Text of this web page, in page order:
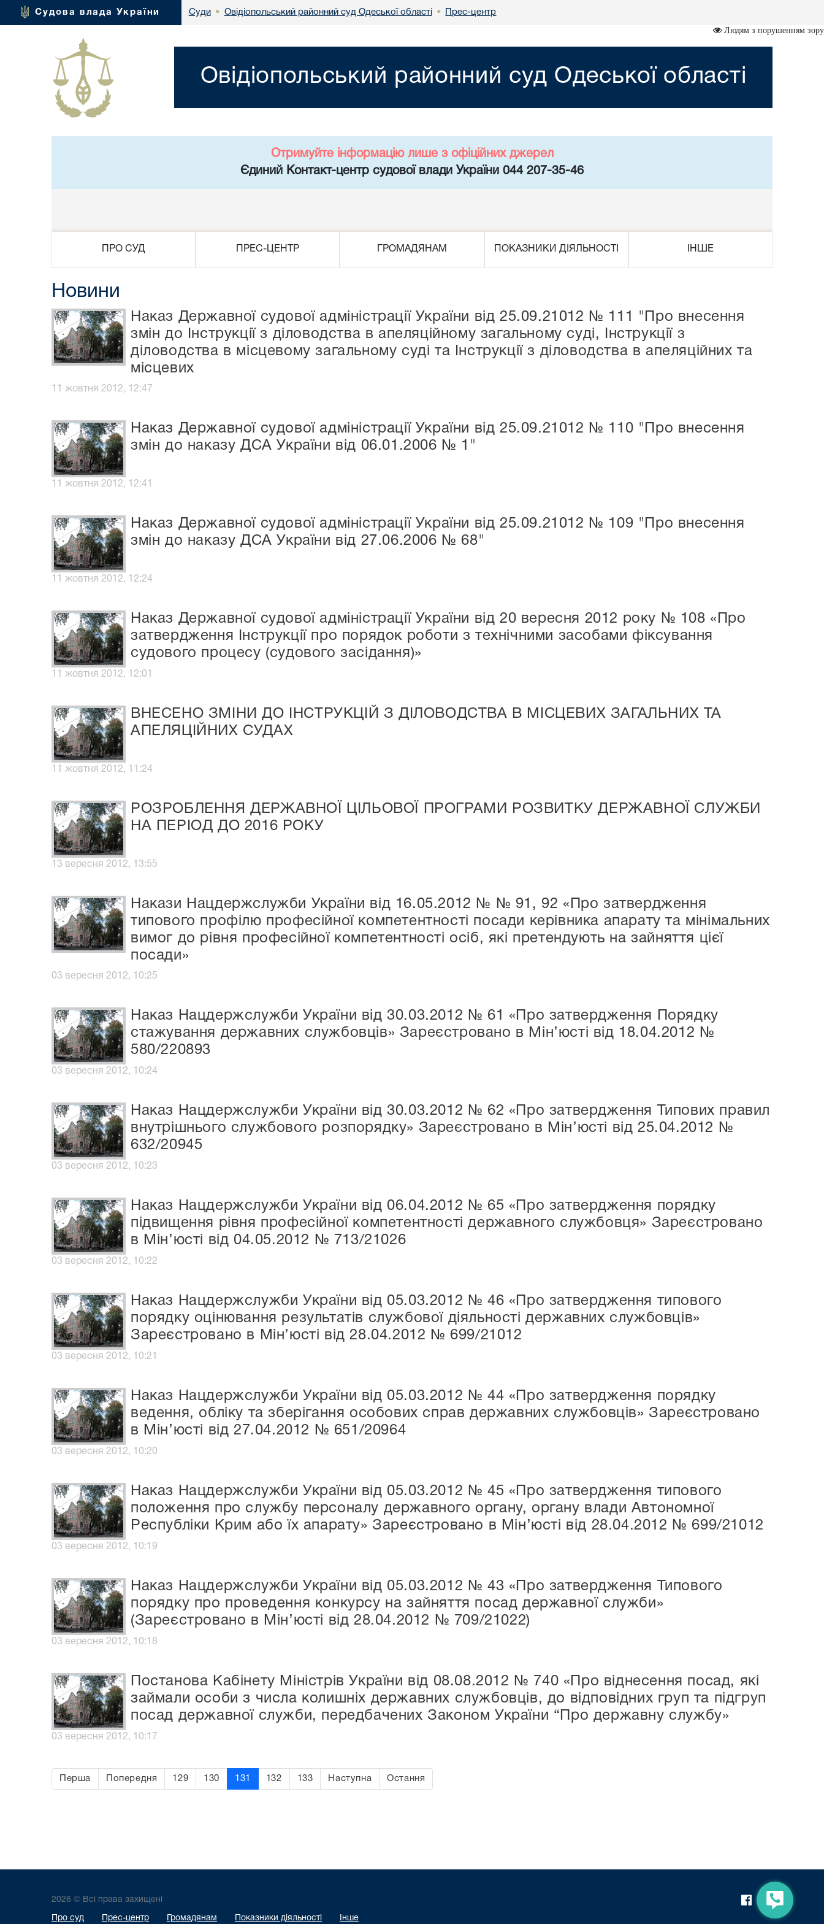
Судова влада України Суди • Овідіопольський районний суд Одеської області • Прес-центр
Людям з порушенням зору
Овідіопольський районний суд Одеської області
Отримуйте інформацію лише з офіційних джерел
Єдиний Контакт-центр судової влади України 044 207-35-46
ПРО СУД ПРЕС-ЦЕНТР ГРОМАДЯНАМ ПОКАЗНИКИ ДІЯЛЬНОСТІ ІНШЕ
Новини
Наказ Державної судової адміністрації України від 25.09.21012 № 111 "Про внесення
змін до Інструкції з діловодства в апеляційному загальному суді, Інструкції з
діловодства в місцевому загальному суді та Інструкції з діловодства в апеляційних та
місцевих
11 жовтня 2012, 12:47
Наказ Державної судової адміністрації України від 25.09.21012 № 110 "Про внесення
змін до наказу ДСА України від 06.01.2006 № 1"
11 жовтня 2012, 12:41
Наказ Державної судової адміністрації України від 25.09.21012 № 109 "Про внесення
змін до наказу ДСА України від 27.06.2006 № 68"
11 жовтня 2012, 12:24
Наказ Державної судової адміністрації України від 20 вересня 2012 року № 108 «Про
затвердження Інструкції про порядок роботи з технічними засобами фіксування
судового процесу (судового засідання)»
11 жовтня 2012, 12:01
ВНЕСЕНО ЗМІНИ ДО ІНСТРУКЦІЙ З ДІЛОВОДСТВА В МІСЦЕВИХ ЗАГАЛЬНИХ ТА
АПЕЛЯЦІЙНИХ СУДАХ
11 жовтня 2012, 11:24
РОЗРОБЛЕННЯ ДЕРЖАВНОЇ ЦІЛЬОВОЇ ПРОГРАМИ РОЗВИТКУ ДЕРЖАВНОЇ СЛУЖБИ
НА ПЕРІОД ДО 2016 РОКУ
13 вересня 2012, 13:55
Накази Нацдержслужби України від 16.05.2012 № № 91, 92 «Про затвердження
типового профілю професійної компетентності посади керівника апарату та мінімальних
вимог до рівня професійної компетентності осіб, які претендують на зайняття цієї
посади»
03 вересня 2012, 10:25
Наказ Нацдержслужби України від 30.03.2012 № 61 «Про затвердження Порядку
стажування державних службовців» Зареєстровано в Мін’юсті від 18.04.2012 №
580/220893
03 вересня 2012, 10:24
Наказ Нацдержслужби України від 30.03.2012 № 62 «Про затвердження Типових правил
внутрішнього службового розпорядку» Зареєстровано в Мін’юсті від 25.04.2012 №
632/20945
03 вересня 2012, 10:23
Наказ Нацдержслужби України від 06.04.2012 № 65 «Про затвердження порядку
підвищення рівня професійної компетентності державного службовця» Зареєстровано
в Мін’юсті від 04.05.2012 № 713/21026
03 вересня 2012, 10:22
Наказ Нацдержслужби України від 05.03.2012 № 46 «Про затвердження типового
порядку оцінювання результатів службової діяльності державних службовців»
Зареєстровано в Мін’юсті від 28.04.2012 № 699/21012
03 вересня 2012, 10:21
Наказ Нацдержслужби України від 05.03.2012 № 44 «Про затвердження порядку
ведення, обліку та зберігання особових справ державних службовців» Зареєстровано
в Мін’юсті від 27.04.2012 № 651/20964
03 вересня 2012, 10:20
Наказ Нацдержслужби України від 05.03.2012 № 45 «Про затвердження типового
положення про службу персоналу державного органу, органу влади Автономної
Республіки Крим або їх апарату» Зареєстровано в Мін’юсті від 28.04.2012 № 699/21012
03 вересня 2012, 10:19
Наказ Нацдержслужби України від 05.03.2012 № 43 «Про затвердження Типового
порядку про проведення конкурсу на зайняття посад державної служби»
(Зареєстровано в Мін’юсті від 28.04.2012 № 709/21022)
03 вересня 2012, 10:18
Постанова Кабінету Міністрів України від 08.08.2012 № 740 «Про віднесення посад, які
займали особи з числа колишніх державних службовців, до відповідних груп та підгруп
посад державної служби, передбачених Законом України “Про державну службу»
03 вересня 2012, 10:17
Перша Попередня 129 130 131 132 133 Наступна Остання
2026 © Всі права захищені
Про суд Прес-центр Громадянам Показники діяльності Інше